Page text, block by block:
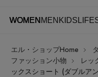
WOMEN MEN KIDS
WOMENMENKIDS
ITEMS
エル・ショップHome
ファッション小物
レッ
ックスショート (ダブルア